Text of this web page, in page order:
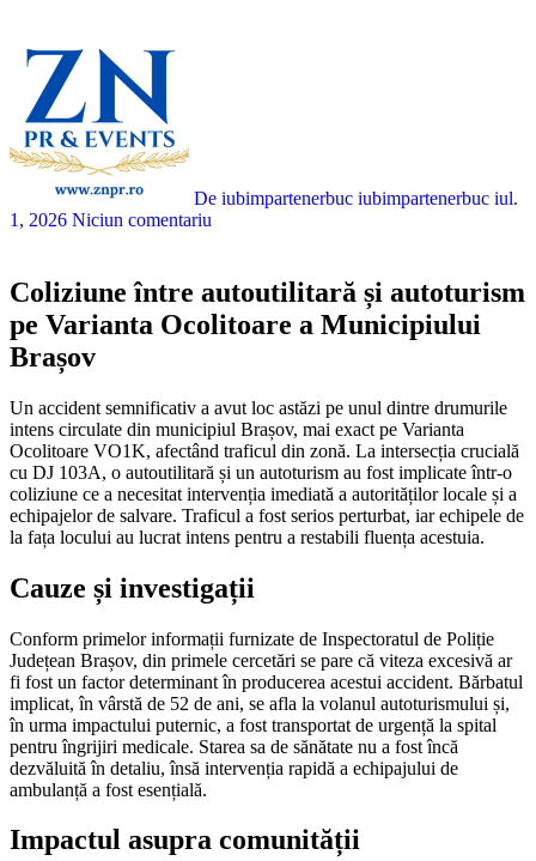
De iubimpartenerbuc iubimpartenerbuc iul.
1, 2026 Niciun comentariu
Coliziune între autoutilitară și autoturism
pe Varianta Ocolitoare a Municipiului
Brașov
Un accident semnificativ a avut loc astăzi pe unul dintre drumurile
intens circulate din municipiul Brașov, mai exact pe Varianta
Ocolitoare VO1K, afectând traficul din zonă. La intersecția crucială
cu DJ 103A, o autoutilitară și un autoturism au fost implicate într-o
coliziune ce a necesitat intervenția imediată a autorităților locale și a
echipajelor de salvare. Traficul a fost serios perturbat, iar echipele de
la fața locului au lucrat intens pentru a restabili fluența acestuia.
Cauze și investigații
Conform primelor informații furnizate de Inspectoratul de Poliție
Județean Brașov, din primele cercetări se pare că viteza excesivă ar
fi fost un factor determinant în producerea acestui accident. Bărbatul
implicat, în vârstă de 52 de ani, se afla la volanul autoturismului și,
în urma impactului puternic, a fost transportat de urgență la spital
pentru îngrijiri medicale. Starea sa de sănătate nu a fost încă
dezvăluită în detaliu, însă intervenția rapidă a echipajului de
ambulanță a fost esențială.
Impactul asupra comunității